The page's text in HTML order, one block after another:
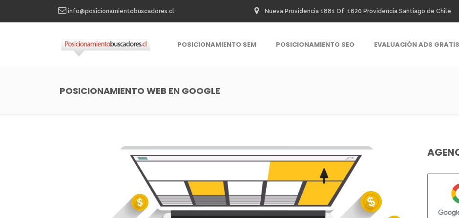
info@posicionamientobuscadores.cl Nueva Providencia 1881 Of. 1620 Providencia Santiago de Chile
POSICIONAMIENTO SEM POSICIONAMIENTO SEO EVALUACIÓN ADS GRATIS
POSICIONAMIENTO WEB EN GOOGLE